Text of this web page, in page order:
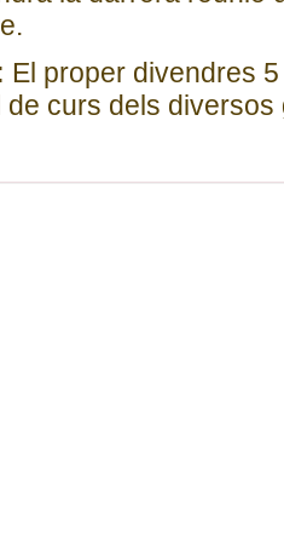
El proper divendres
curs dels